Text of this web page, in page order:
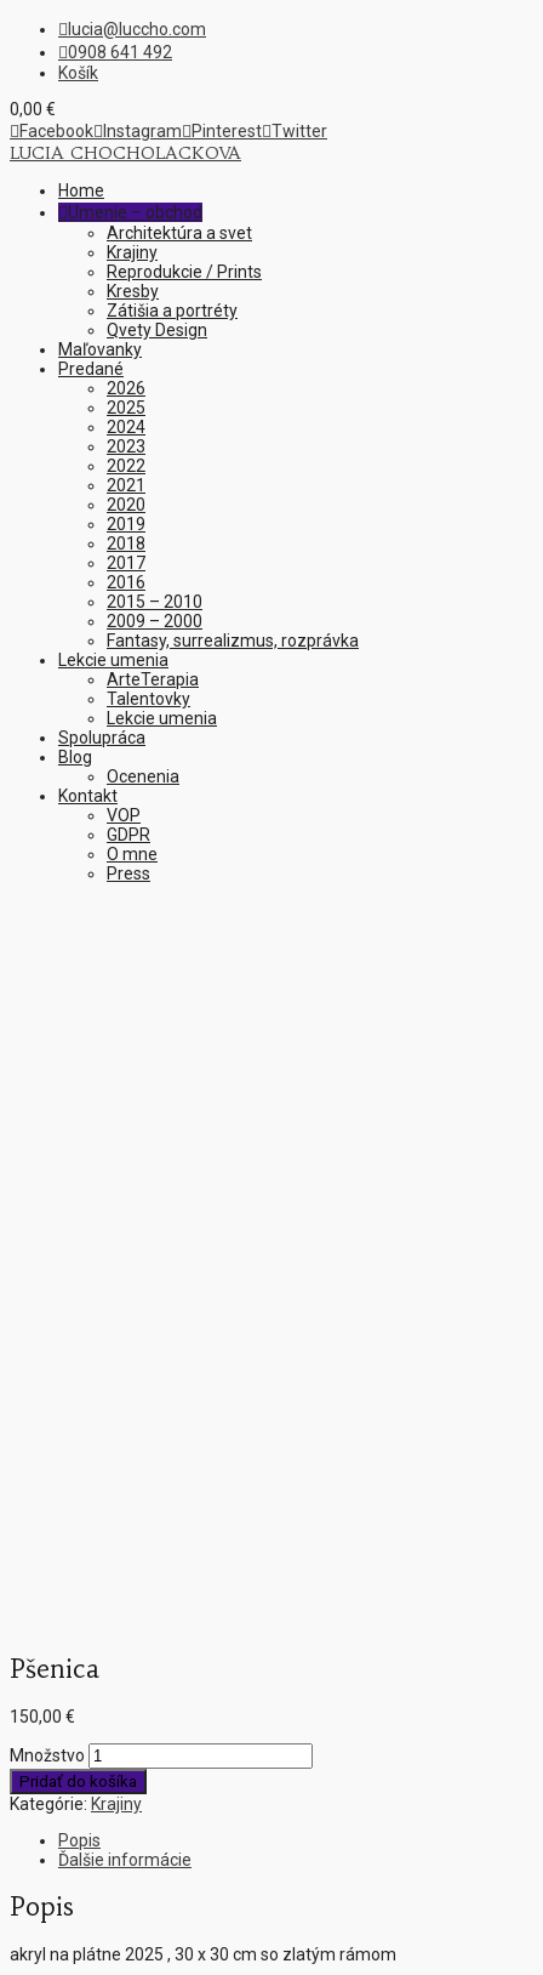
 lucia@luccho.com
0908 641 492
Košík
0,00 €
Facebook InstagramPinterestTwitter
LUCIA CHOCHOLACKOVA
Home
 Umenie – obchod
Architektúra a svet
Krajiny
Reprodukcie / Prints
Kresby
Zátišia a portréty
Qvety Design
Maľovanky
Predané
2026
2025
2024
2023
2022
2021
2020
2019
2018
2017
2016
2015 – 2010
2009 – 2000
Fantasy, surrealizmus, rozprávka
Lekcie umenia
ArteTerapia
Talentovky
Lekcie umenia
Spolupráca
Blog
Ocenenia
Kontakt
VOP
GDPR
O mne
Press
Pšenica
150,00 €
Množstvo
Pridať do košíka
Kategórie: Krajiny
Popis
Ďalšie informácie
Popis
akryl na plátne 2025 , 30 x 30 cm so zlatým rámom